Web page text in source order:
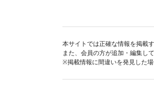
本サイトでは正確な情報を掲載
また、会員の方が追加・編集し
※掲載情報に間違いを発見した場